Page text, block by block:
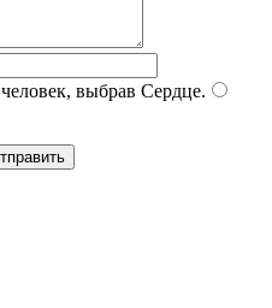
выбрав Сердце.